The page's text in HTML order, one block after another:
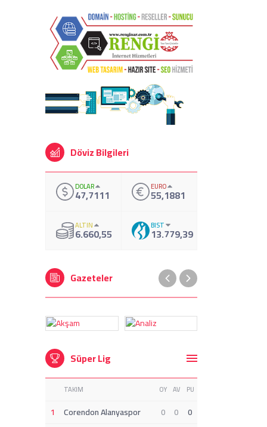
Döviz Bilgileri
DOLAR
47,7111 EURO
55,1881
ALTIN
6.660,55 BIST
13.779,39
Gazeteler
Süper Lig
TAKIM OY AV PU
1 Corendon Alanyaspor 0 0
0